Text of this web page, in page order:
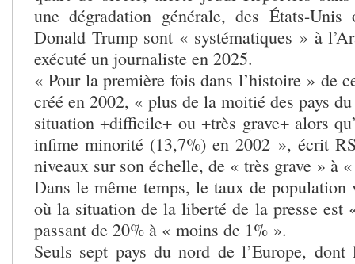
une dégradation générale, des États-
Donald Trump sont « systématiques » à
exécuté un journaliste en 2025.
« Pour la première fois dans l’histoire » de
créé en 2002, « plus de la moitié des pays
situation +difficile+ ou +très grave+ alors
infime minorité (13,7%) en 2002 », écrit
niveaux sur son échelle, de « très grave » à
Dans le même temps, le taux de population
où la situation de la liberté de la presse est
passant de 20% à « moins de 1% ».
Seuls sept pays du nord de l’Europe,